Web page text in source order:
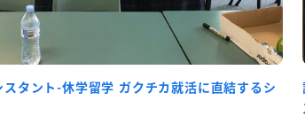
タント-休学留学 ガクチカ就活に直結するシ